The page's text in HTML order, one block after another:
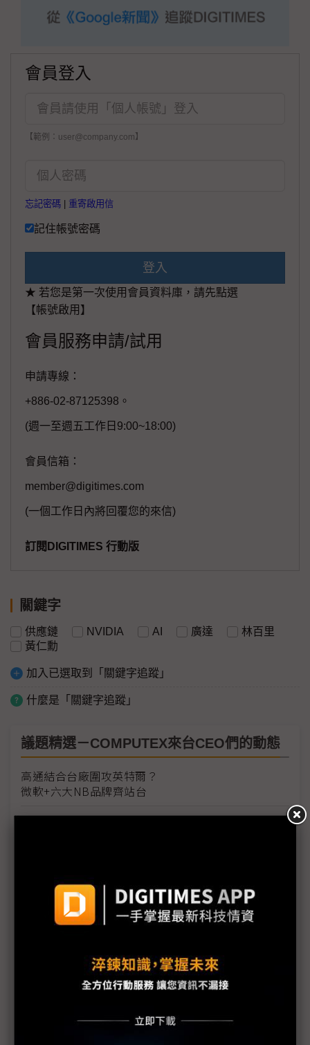
會員登入
【範例：user@company.com】
忘記密碼 重寄啟用信
記住帳號密碼
登入
★ 若您是第一次使用會員資料庫，請先點選
【帳號啟用】
會員服務申請/試用
申請專線：
+886-02-87125398。
(週一至週五工作日9:00~18:00)
會員信箱：
member@digitimes.com
(一個工作日內將回覆您的來信)
訂閱DIGITIMES 行動版
關鍵字
供應鏈 NVIDIA AI 廣達
林百里
黃仁勳
加入已選取到「關鍵字追蹤」
什麼是「關鍵字追蹤」
議題精選－COMPUTEX來台CEO們的動態
高通結合台廠圍攻英特爾？
微軟+六大NB品牌齊站台
Arm CEO：2025年將有1,000億台Arm裝置 迎接AI
時代來臨
AI伺服器商機想像無限 三大廠各擁法寶號令天下
實體AI加速機器人時代來臨，黃仁勳點名2個巨大商機
聯發科秀生成式AI實力 蔡力行主題演講受關注